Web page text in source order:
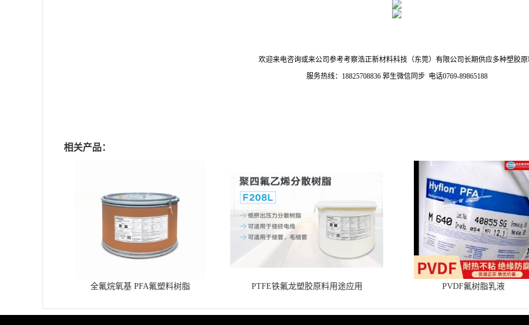
欢迎来电咨询或来公司参考考察浩正新材料科技（东莞）有限公司长期供应多种塑胶
服务热线：18825708836 郭生微信同步 电话0769-89865188
相关产品：
全氟烷氧基 PFA氟塑料树脂 PTFE铁氟龙塑胶原料用途应用 PVDF氟树脂乳液